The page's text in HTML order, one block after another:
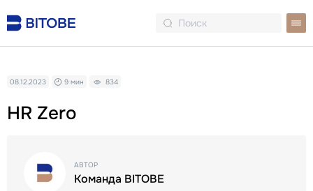
HR Zero
08.12.2023 9 мин 834
АВТОР
Команда BITOBE